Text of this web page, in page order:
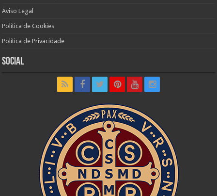
Aviso Legal
Política de Cookies
Política de Privacidade
Social